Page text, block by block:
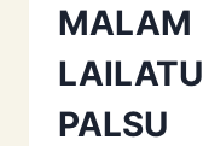
MALAM
PALSU